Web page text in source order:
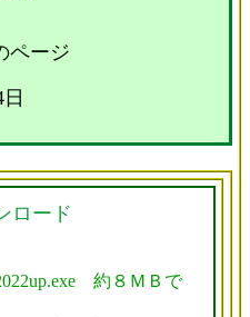
ページ
ロード
約８ＭＢで